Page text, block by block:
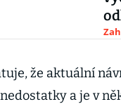
o
že aktuální
a je v